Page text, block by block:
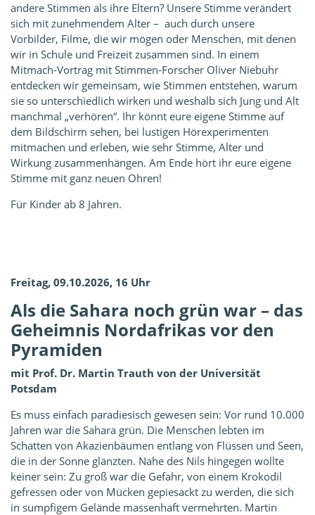
andere Stimmen als ihre Eltern? Unsere Stimme verändert
sich mit zunehmendem Alter – auch durch unsere
Vorbilder, Filme, die wir mögen oder Menschen, mit denen
wir in Schule und Freizeit zusammen sind. In einem
Mitmach-Vortrag mit Stimmen-Forscher Oliver Niebuhr
entdecken wir gemeinsam, wie Stimmen entstehen, warum
sie so unterschiedlich wirken und weshalb sich Jung und Alt
manchmal „verhören“. Ihr könnt eure eigene Stimme auf
dem Bildschirm sehen, bei lustigen Hörexperimenten
mitmachen und erleben, wie sehr Stimme, Alter und
Wirkung zusammenhängen. Am Ende hört ihr eure eigene
Stimme mit ganz neuen Ohren!
Für Kinder ab 8 Jahren.
Freitag, 09.10.2026, 16 Uhr
Als die Sahara noch grün war – das
Geheimnis Nordafrikas vor den
Pyramiden
mit Prof. Dr. Martin Trauth von der Universität
Potsdam
Es muss einfach paradiesisch gewesen sein: Vor rund 10.000
Jahren war die Sahara grün. Die Menschen lebten im
Schatten von Akazienbäumen entlang von Flüssen und Seen,
die in der Sonne glänzten. Nahe des Nils hingegen wollte
keiner sein: Zu groß war die Gefahr, von einem Krokodil
gefressen oder von Mücken gepiesackt zu werden, die sich
in sumpfigem Gelände massenhaft vermehrten. Martin